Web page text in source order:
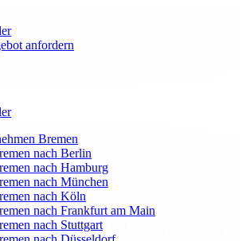
anfordern
Bremen
nach Berlin
nach Hamburg
nach München
nach Köln
nach Frankfurt am Main
nach Stuttgart